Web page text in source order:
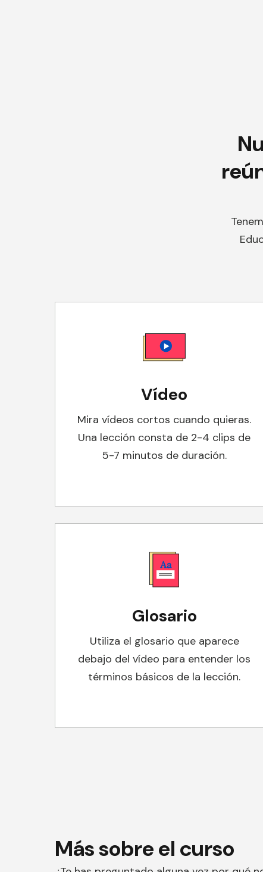
Vídeo
Mira vídeos cortos cuando quieras.
Una lección consta de 2-4 clips de
5-7 minutos de duración.
Glosario
Utiliza el glosario que aparece
debajo del vídeo para entender los
términos básicos de la lección.
Más sobre el curso